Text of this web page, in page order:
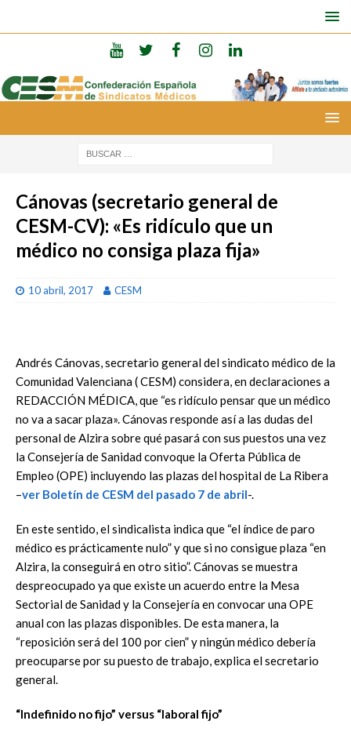
Cánovas (secretario general de
CESM-CV): «Es ridículo que un
médico no consiga plaza fija»
10 abril, 2017 CESM
Andrés Cánovas, secretario general del sindicato médico de la
Comunidad Valenciana ( CESM) considera, en declaraciones a
REDACCIÓN MÉDICA, que “es ridículo pensar que un médico
no va a sacar plaza». Cánovas responde así a las dudas del
personal de Alzira sobre qué pasará con sus puestos una vez
la Consejería de Sanidad convoque la Oferta Pública de
Empleo (OPE) incluyendo las plazas del hospital de La Ribera
–ver Boletín de CESM del pasado 7 de abril-.
En este sentido, el sindicalista indica que “el índice de paro
médico es prácticamente nulo” y que si no consigue plaza “en
Alzira, la conseguirá en otro sitio”. Cánovas se muestra
despreocupado ya que existe un acuerdo entre la Mesa
Sectorial de Sanidad y la Consejería en convocar una OPE
anual con las plazas disponibles. De esta manera, la
“reposición será del 100 por cien” y ningún médico debería
preocuparse por su puesto de trabajo, explica el secretario
general.
“Indefinido no fijo” versus “laboral fijo”